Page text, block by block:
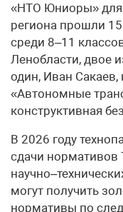
«НТО Юниоры» для
региона прошли
среди 8–11
Ленобласти, двое
один, Иван
«Автономные
конструктивная
В 2026 году
сдачи нормативов
могут получить
нормативы по